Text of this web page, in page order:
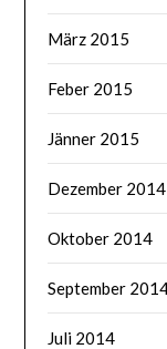
März 2015
Feber 2015
Jänner 2015
Dezember 2014
Oktober 2014
September
Juli 2014